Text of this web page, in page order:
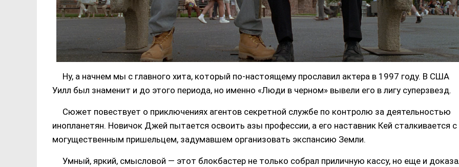
Ну, а начнем мы с главного хита, который по-настоящему прославил актера в 1997 году. В США
Уилл был знаменит и до этого периода, но именно «Люди в черном» вывели его в лигу суперзвезд.
Сюжет повествует о приключениях агентов секретной службе по контролю за деятельностью
инопланетян. Новичок Джей пытается освоить азы профессии, а его наставник Кей сталкивается с
могущественным пришельцем, задумавшем организовать экспансию Земли.
Умный, яркий, смысловой — этот блокбастер не только собрал приличную кассу, но еще и